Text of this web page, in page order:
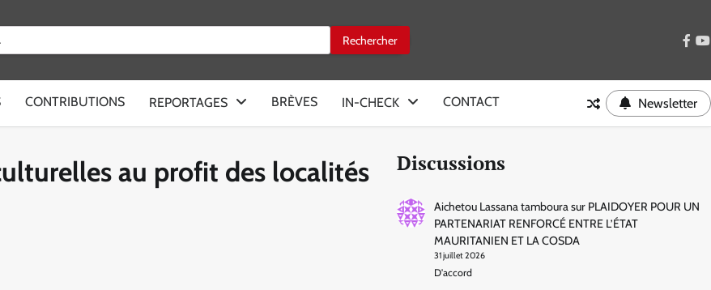
CONTRIBUTIONS REPORTAGES BRÈVES IN-CHECK CONTACT Newsletter
au profit des localités
Discussions
Aichetou Lassana tambourasur PLAIDOYER POUR UN
PARTENARIAT RENFORCÉ ENTRE L’ÉTAT
MAURITANIEN ET LA COSDA
31 juillet 2026
D'accord